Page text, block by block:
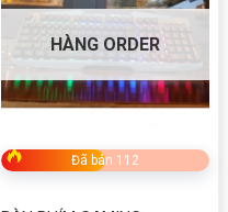
HÀNG ORDER
Đã bán 112